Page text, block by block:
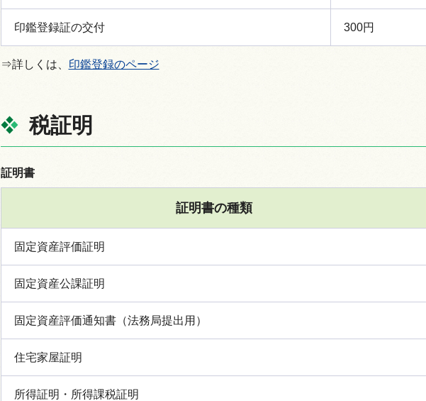
印鑑登録証の交付 300円
⇒詳しくは、 印鑑登録のページ
税証明
証明書
証明書の種類
固定資産評価証明
固定資産公課証明
固定資産評価通知書（法務局提出用）
住宅家屋証明
所得証明・所得課税証明